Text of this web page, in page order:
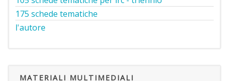
175 schede tematiche
l'autore
MATERIALI MULTIMEDIALI